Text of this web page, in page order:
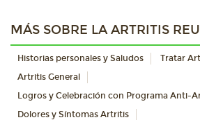
MÁS SOBRE LA ARTRITIS
Historias personales y Saludos
Tratar
Artritis General
Logros y Celebración con Programa Anti-
Dolores y Síntomas Artritis